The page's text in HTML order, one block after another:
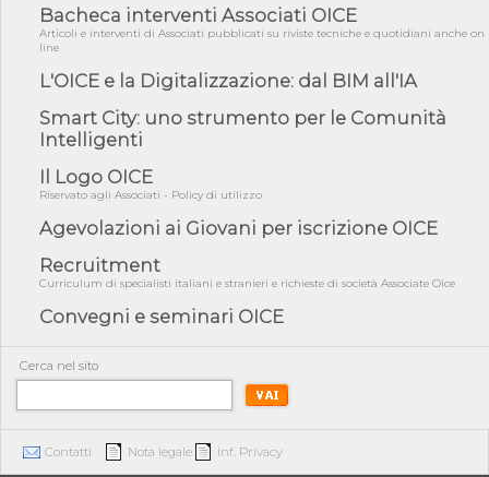
impugnar...
04/08/26 - Rapporto Anac corruzione 2020-2026: procedimenti
04/08/26 - CdS: partecipazione alla gara non equivale ad
acquiescenza r...
04/08/26 - DL Infrastrutture approvato alla Camera, passa ora al
03/08/26 - TAR Piemonte: RUP può avvalersi di consulente
esterno per v...
03/08/26 - Gruppo FS: nel primo semestre 2026 3 mld di
03/08/26 - Conferenza Obiettivo Export: Imprese e Territori del
per eseg...
03/08/26 - TAR Lazio - Latina: omesso sopralluogo obbligatorio
03/08/26 - Investimenti stradali nei piccoli Comuni: dal MIT
ulteriori ...
Bacheca interventi Associati OICE
Articoli e interventi di Associati pubblicati su riviste tecniche e quotidiani anche on
line
L'OICE e la Digitalizzazione: dal BIM all'IA
Smart City: uno strumento per le Comunità
Intelligenti
Il Logo OICE
Riservato agli Associati - Policy di utilizzo
Agevolazioni ai Giovani per iscrizione OICE
Recruitment
Curriculum di specialisti italiani e stranieri e richieste di società Associate Oice
Convegni e seminari OICE
Cerca nel sito
Contatti Nota legale Inf. Privacy